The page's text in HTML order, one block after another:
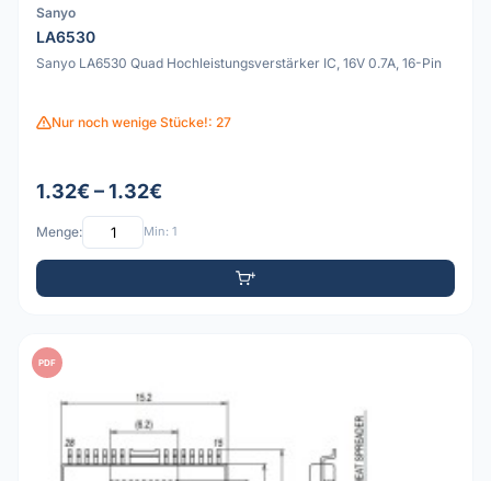
Sanyo
LA6530
Sanyo LA6530 Quad Hochleistungsverstärker IC, 16V 0.7A, 16-Pin
Nur noch wenige Stücke!: 27
1.32€ – 1.32€
Menge: Min: 1
PDF